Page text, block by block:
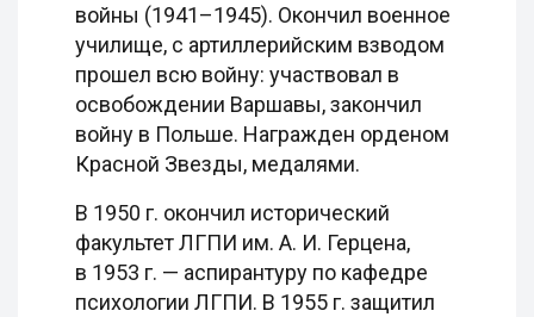
войны (1941–1945). Окончил военное
училище, с артиллерийским взводом
прошел всю войну: участвовал в
освобождении Варшавы, закончил
войну в Польше. Награжден орденом
Красной Звезды, медалями.
В 1950 г. окончил исторический
факультет ЛГПИ им. А. И. Герцена,
в 1953 г. — аспирантуру по кафедре
психологии ЛГПИ. В 1955 г. защитил